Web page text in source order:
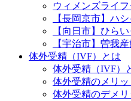
ウィメンズライ
【長岡京市】ハ
【向日市】ひら
【宇治市】曽我
体外受精（IVF）とは
体外受精（IVF）
体外受精のメリッ
体外受精のデメリ